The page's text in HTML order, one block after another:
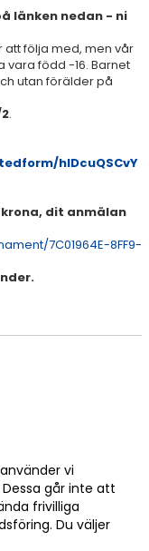
länken nedan - ni
att följa med, men vår
född -16. Barnet
utan förälder på
.
hIDcuQSCvY
dit anmälan
7C01964E-8FF9-
vi
går inte att
frivilliga
Du väljer